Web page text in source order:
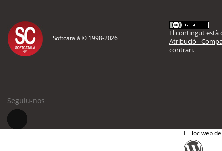
Softcatalà © 1998-2026
El contingut està
Atribució -
contrari.
Seguiu-nos
El lloc web